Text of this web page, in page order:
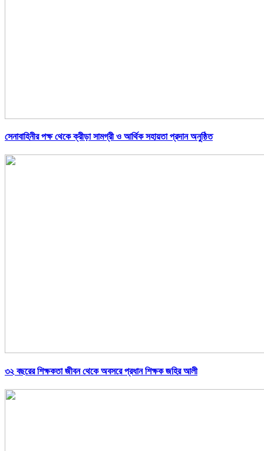
সেনাবাহিনীর পক্ষ থেকে ক্রীড়া সামগ্রী ও আর্থিক সহায়তা প্রদান অনুষ্ঠিত
৩২ বছরের শিক্ষকতা জীবন থেকে অবসরে প্রধান শিক্ষক জহির আলী